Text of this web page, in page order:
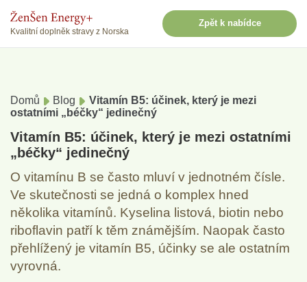
Kvalitní doplněk stravy z Norska
Zpět k nabídce
Domů Blog
Vitamín B5: účinek, který je mezi
ostatními „béčky“ jedinečný
Vitamín B5: účinek, který je mezi ostatními
„béčky“ jedinečný
O vitamínu B se často mluví v jednotném čísle.
Ve skutečnosti se jedná o komplex hned
několika vitamínů. Kyselina listová, biotin nebo
riboflavin patří k těm známějším. Naopak často
přehlížený je vitamín B5, účinky se ale ostatním
vyrovná.